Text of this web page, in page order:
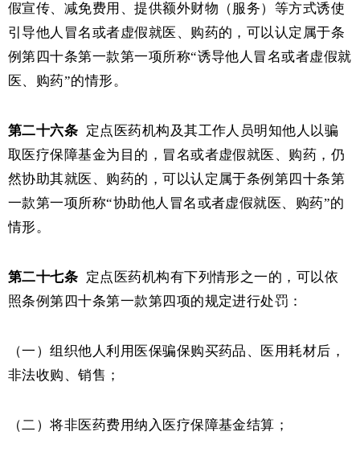
假宣传、减免费用、提供额外财物（服务）等方式诱使
引导他人冒名或者虚假就医、购药的，可以认定属于条
例第四十条第一款第一项所称“诱导他人冒名或者虚假就
医、购药”的情形。
第二十六条 定点医药机构及其工作人员明知他人以骗
取医疗保障基金为目的，冒名或者虚假就医、购药，仍
然协助其就医、购药的，可以认定属于条例第四十条第
一款第一项所称“协助他人冒名或者虚假就医、购药”的
情形。
第二十七条 定点医药机构有下列情形之一的，可以依
照条例第四十条第一款第四项的规定进行处罚：
（一）组织他人利用医保骗保购买药品、医用耗材后，
非法收购、销售；
（二）将非医药费用纳入医疗保障基金结算；